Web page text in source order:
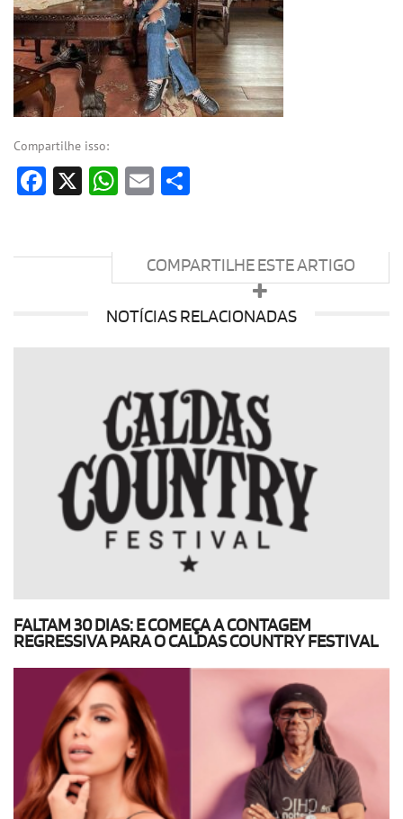
Compartilhe isso:
Facebook
X WhatsApp
Email
COMPARTILHE ESTE ARTIGO
NOTÍCIAS RELACIONADAS
FALTAM 30 DIAS: E COMEÇA A CONTAGEM
REGRESSIVA PARA O CALDAS COUNTRY FESTIVAL